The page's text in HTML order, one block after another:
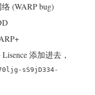
(WARP bug)
添加进去，
sS9jD334-